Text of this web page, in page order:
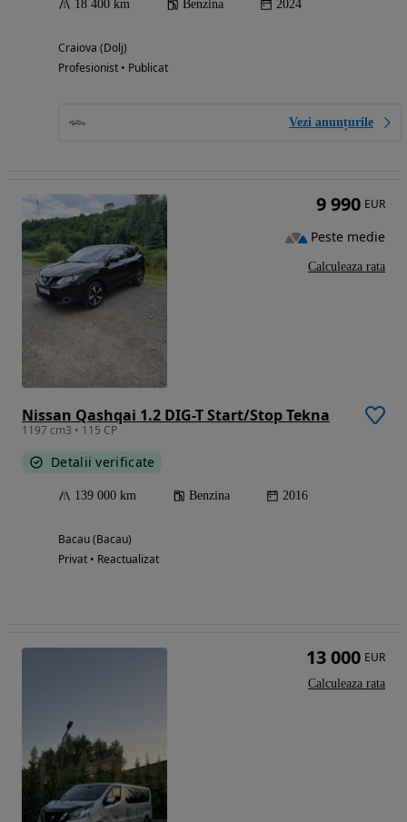
18 400 km Benzina 2024
Craiova (Dolj)
Profesionist • Publicat
Vezi anunțurile
Nissan Qashqai 1.2 DIG-T Start/Stop Tekna
1197 cm3 • 115 CP
Detalii verificate
139 000 km Benzina 2016
Bacau (Bacau)
Privat • Reactualizat
9 990 EUR
Peste medie
Calculeaza rata
13 000 EUR
Calculeaza rata